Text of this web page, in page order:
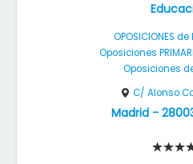
OPOSICIONES de
Oposiciones
Oposiciones de
C/ Alonso
Madrid-